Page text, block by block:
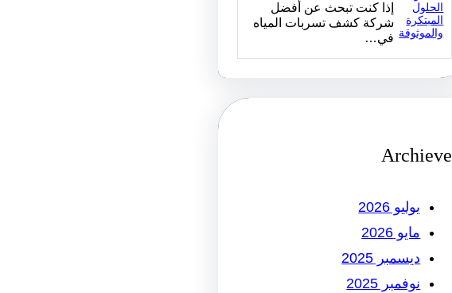
إذا كنت تبحث عن أفضل
شركة كشف تسربات المياه
في…
Archieve
يوليو 2026
مايو 2026
ديسمبر 2025
نوفمبر 2025